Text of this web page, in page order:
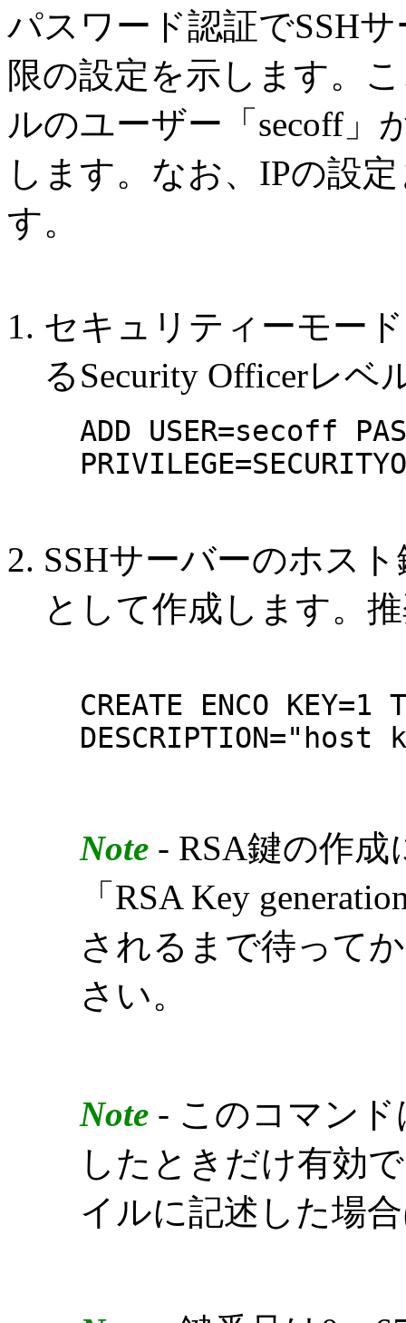
パスワード認証でSSH
限の設定を示します。
ルのユーザー「secoff」
します。なお、IPの設
す。
セキュリティーモー
るSecurity Officerレ
ADD USER=secoff
SSHサーバーのホス
として作成します。
CREATE ENCO KEY=1
DESCRIPTION="host
Note - RSA鍵の作
「RSA Key
されるまで待って
さい。
Note - このコマン
したときだけ有効
イルに記述した場